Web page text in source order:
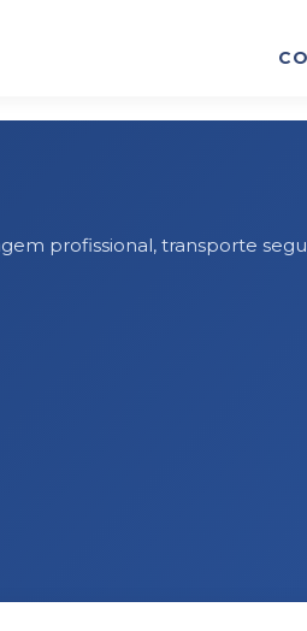
profissional, transporte